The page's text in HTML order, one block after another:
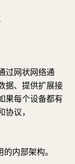
过网状网络通
据、提供扩展接
果每个设备都有
议，
内部架构。